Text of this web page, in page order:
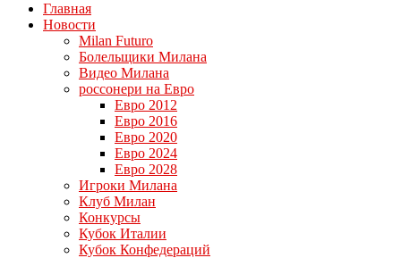
Главная
Новости
Milan Futuro
Болельщики Милана
Видео Милана
россонери на Евро
Евро 2012
Евро 2016
Евро 2020
Евро 2024
Евро 2028
Игроки Милана
Клуб Милан
Конкурсы
Кубок Италии
Кубок Конфедераций